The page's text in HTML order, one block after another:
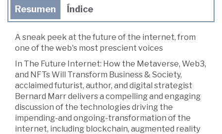
Resumen Índice
A sneak peek at the future of the internet, from
one of the web's most prescient voices
In The Future Internet: How the Metaverse, Web3,
and NFTs Will Transform Business & Society,
acclaimed futurist, author, and digital strategist
Bernard Marr delivers a compelling and engaging
discussion of the technologies driving the
impending-and ongoing-transformation of the
internet, including blockchain, augmented reality